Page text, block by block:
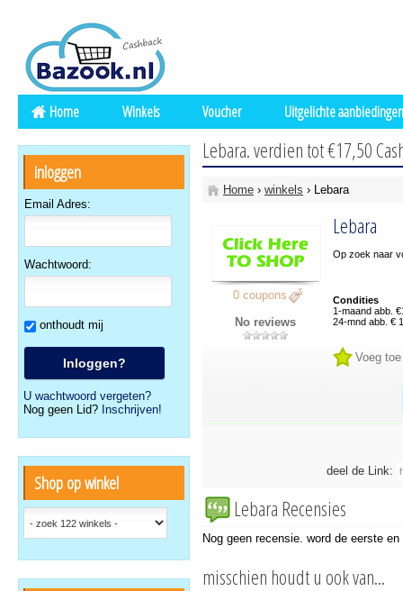
Home Winkels Voucher Uitgelichte aanbiedingen
inloggen
Email Adres:
Wachtwoord:
onthoudt mij
U wachtwoord vergeten?
Nog geen Lid? Inschrijven!
Shop op winkel
Lebara. verdien tot €17,50
Home › winkels › Lebara
0 coupons
No reviews
Lebara
Op zoek naar
Condities
1-maand abb.
24-mnd abb. €
Voeg
deel de Link:
Lebara Recensies
Nog geen recensie. word de eerste
misschien houdt u ook van...